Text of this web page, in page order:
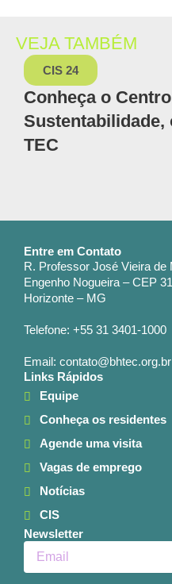
VEJA TAMBÉM
CIS 24
Conheça o
Sustentabilidade,
TEC
Entre em Contato
R. Professor José Vieira de
Engenho Nogueira – CEP
Horizonte – MG
Telefone: +55 31 3401-1000
Email: contato@bhtec.org.br
Links Rápidos
Equipe
Conheça os residentes
Agende uma visita
Vagas de emprego
Notícias
CIS
Newsletter